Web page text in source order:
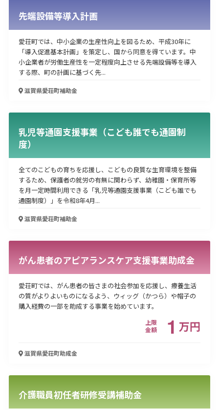
先端設備等導入計画
愛荘町では、中小企業の生産性向上を図るため、平成30年に
「導入促進基本計画」を策定し、国から同意を得ています。中
小企業者が労働生産性を一定程度向上させる先端設備等を導入
する際、町の計画に基づく先...
滋賀県愛荘町補助金
乳児等通園支援事業（こども誰でも通園制
度）
全てのこどもの育ちを応援し、こどもの良質な生育環境を整備
するため、保護者の就労の有無に関わらず、幼稚園・保育所等
を月一定時間利用できる「乳児等通園支援事業（こども誰でも
通園制度）」を令和8年4月...
滋賀県愛荘町補助金
がん患者のアピアランスケア支援事業助成金
愛荘町では、がん患者の皆さまの社会参加を応援し、療養生活
の質がよりよいものになるよう、ウィッグ（かつら）や帽子の
購入経費の一部を助成する事業を始めています。
上限
金額
1 万円
滋賀県愛荘町助成金
介護職員初任者研修受講補助金